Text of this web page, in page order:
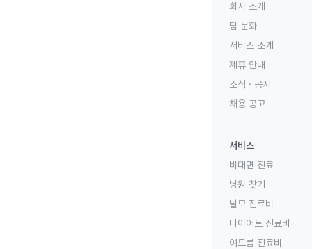
회사 소개
팀 문화
서비스 소개
제휴 안내
소식 · 공지
채용 공고
서비스
비대면 진료
병원 찾기
탈모 진료비
다이어트 진료비
여드름 진료비